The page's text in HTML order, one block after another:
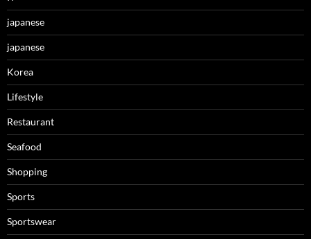
japanese
japanese
Korea
Lifestyle
Restaurant
Seafood
Shopping
Sports
Sportswear